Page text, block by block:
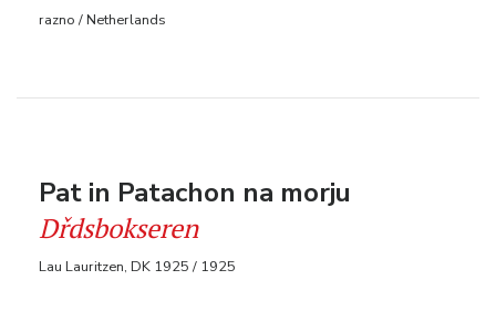
razno / Netherlands
Pat in Patachon na morju
Dřdsbokseren
Lau Lauritzen, DK 1925 / 1925